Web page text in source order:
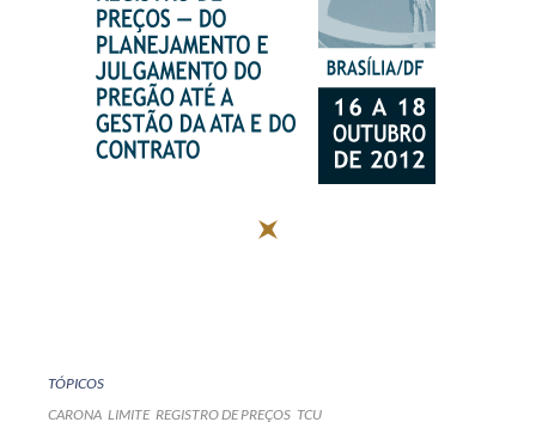
TÓPICOS
CARONA LIMITE REGISTRO DE PREÇOS TCU